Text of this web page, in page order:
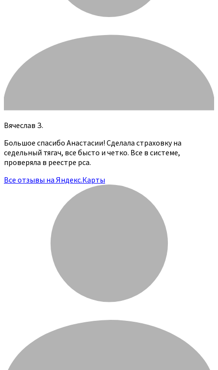
Вячеслав З.
Большое спасибо Анастасии! Сделала страховку на
седельный тягач, все бысто и четко. Все в системе,
проверяла в реестре рса.
Все отзывы на Яндекс.Карты